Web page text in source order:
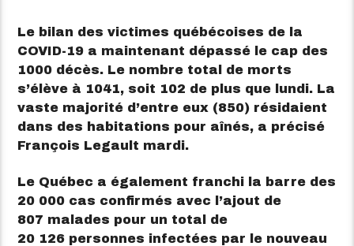
Le bilan des victimes québécoises de la
COVID-19 a maintenant dépassé le cap des
1000 décès. Le nombre total de morts
s’élève à 1041, soit 102 de plus que lundi. La
vaste majorité d’entre eux (850) résidaient
dans des habitations pour aînés, a précisé
François Legault mardi.
Le Québec a également franchi la barre des
20 000 cas confirmés avec l’ajout de
807 malades pour un total de
20 126 personnes infectées par le nouveau